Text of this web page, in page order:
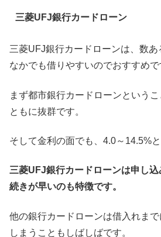
三菱UFJ銀行カードローン
三菱UFJ銀行カードローンは、数
なかでも借りやすいのでおすすめで
まず都市銀行カードローンという
ともに抜群です。
そして金利の面でも、4.0～14.5%
三菱UFJ銀行カードローンは申し
続きが早いのも特徴です。
他の銀行カードローンは借入れま
しまうこともしばしばです。